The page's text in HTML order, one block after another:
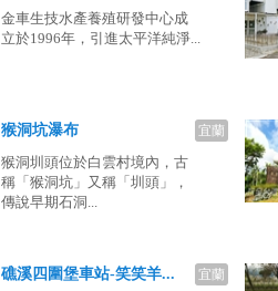
金車生技水產養殖研發中心成
立於1996年，引進太平洋純淨...
宜蘭
猴洞坑瀑布
猴洞圳頭位於白雲村境內，古
稱「猴洞坑」又稱「圳頭」，
傳說早期石洞...
宜蘭
礁溪四圍堡車站-笑笑羊...